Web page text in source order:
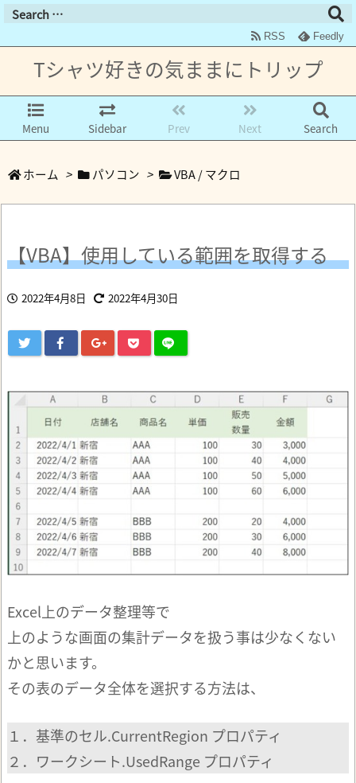
Tシャツ好きの気ままにトリップ
Menu Sidebar Prev Next Search
RSS Feedly
ホーム > パソコン > VBA / マクロ
【VBA】使用している範囲を取得する
2022年4月8日 2022年4月30日
Excel上のデータ整理等で
上のような画面の集計データを扱う事は少なくない
かと思います。
その表のデータ全体を選択する方法は、
１．基準のセル.CurrentRegion プロパティ
２．ワークシート.UsedRange プロパティ